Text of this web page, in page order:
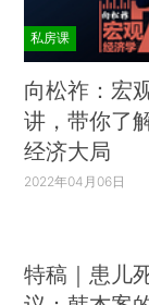
私房课
向松祚：宏
讲，带你了
经济大局
2022年04月06日
特稿｜患儿